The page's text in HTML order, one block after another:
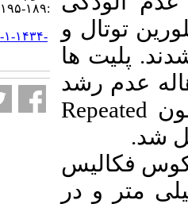
:۱۸۹-۱۹۵
URL:http://jrds.ir/article-۱-۱۴۳۴-